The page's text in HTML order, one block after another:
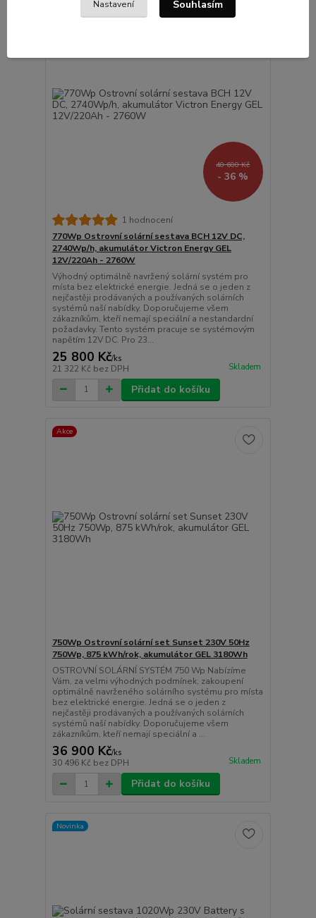
40 600 Kč
- 36 %
1 hodnocení
770Wp Ostrovní solární sestava BCH 12V DC,
2740Wp/h, akumulátor Victron Energy GEL
12V/220Ah - 2760W
Výhodný optimálně navržený solární systém pro
místa bez elektrické energie. Jedná se o jeden z
nejčastěji prodávaných a používaných solárních
systémů naší nabídky. Doporučujeme všem
zákazníkům, kteří nemají speciální a nestandardní
požadavky. Tento systém pracuje se systémovým
napětím 12V DC. Pro 23...
25 800 Kč/ks
21 322 Kč bez DPH Skladem
Přidat do košíku
Akce
750Wp Ostrovní solární set Sunset 230V 50Hz
750Wp, 875 kWh/rok, akumulátor GEL 3180Wh
OSTROVNÍ SOLÁRNÍ SYSTÉM 750 Wp Nabízíme
Vám, za velmi výhodných podmínek, zakoupení
optimálně navrženého solárního systému pro místa
bez elektrické energie. Jedná se o jeden z
nejčastěji prodávaných a používaných solárních
systémů naší nabídky. Doporučujeme všem
zákazníkům, kteří nemají speciální a ...
36 900 Kč/ks
30 496 Kč bez DPH Skladem
Přidat do košíku
Novinka
Nastavení Souhlasím